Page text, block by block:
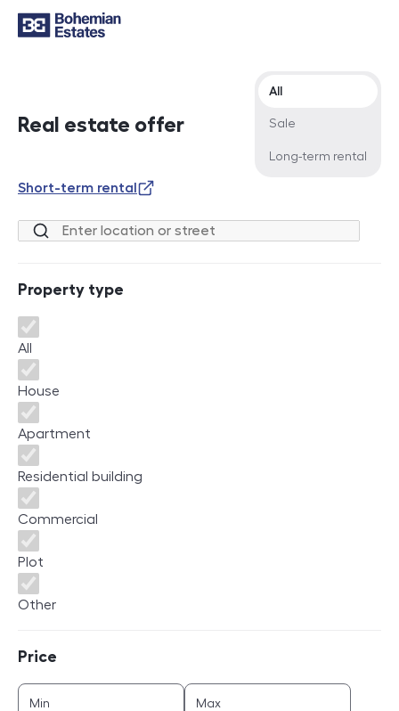
Real estate offer
Offer type
All
Sale
Long-term rental
Short-term rental
Location or street
Property type
Property type
All
House
Apartment
Residential building
Commercial
Plot
Other
Price
Min Maxprice (